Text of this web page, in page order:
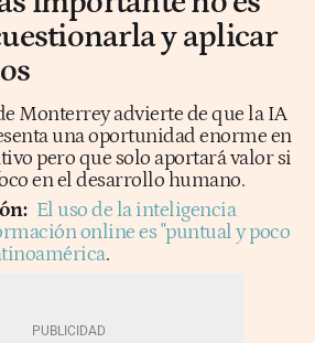
y aplicar
Monterrey advierte de que la IA
una oportunidad enorme en
pero que solo aportará valor si
en el desarrollo humano.
El uso de la inteligencia
online es "puntual y poco
.